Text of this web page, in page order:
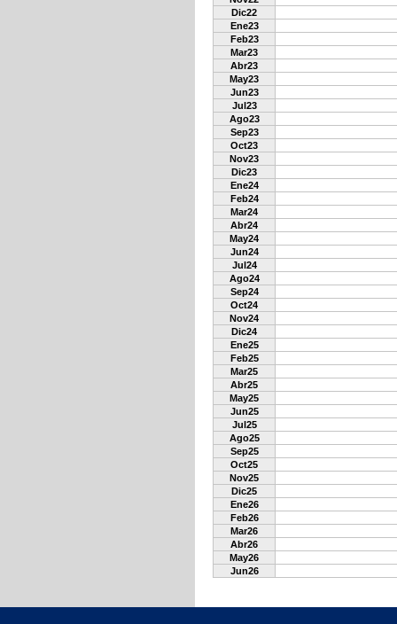
Dic22
Ene23
Feb23
Mar23
Abr23
May23
Jun23
Jul23
Ago23
Sep23
Oct23
Nov23
Dic23
Ene24
Feb24
Mar24
Abr24
May24
Jun24
Jul24
Ago24
Sep24
Oct24
Nov24
Dic24
Ene25
Feb25
Mar25
Abr25
May25
Jun25
Jul25
Ago25
Sep25
Oct25
Nov25
Dic25
Ene26
Feb26
Mar26
Abr26
May26
Jun26